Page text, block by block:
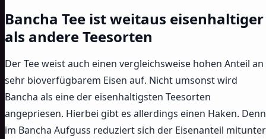
Bancha Tee ist weitaus eisenhaltiger
als andere Teesorten
Der Tee weist auch einen vergleichsweise hohen Anteil an
sehr bioverfügbarem Eisen auf. Nicht umsonst wird
Bancha als eine der eisenhaltigsten Teesorten
angepriesen. Hierbei gibt es allerdings einen Haken. Denn
im Bancha Aufguss reduziert sich der Eisenanteil mitunter